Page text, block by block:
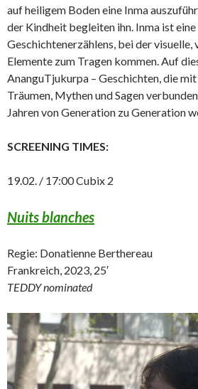
auf heiligem Boden eine Inma
der Kindheit begleiten ihn. Inma ist
Geschichtenerzählens, bei der visuelle,
Elemente zum Tragen kommen. Auf
AnanguTjukurpa – Geschichten, die mit
Träumen, Mythen und Sagen
Jahren von Generation zu Generation
SCREENING TIMES:
19.02. / 17:00 Cubix 2
Nuits blanches
Regie: Donatienne Berthereau
Frankreich, 2023, 25′
TEDDY nominated